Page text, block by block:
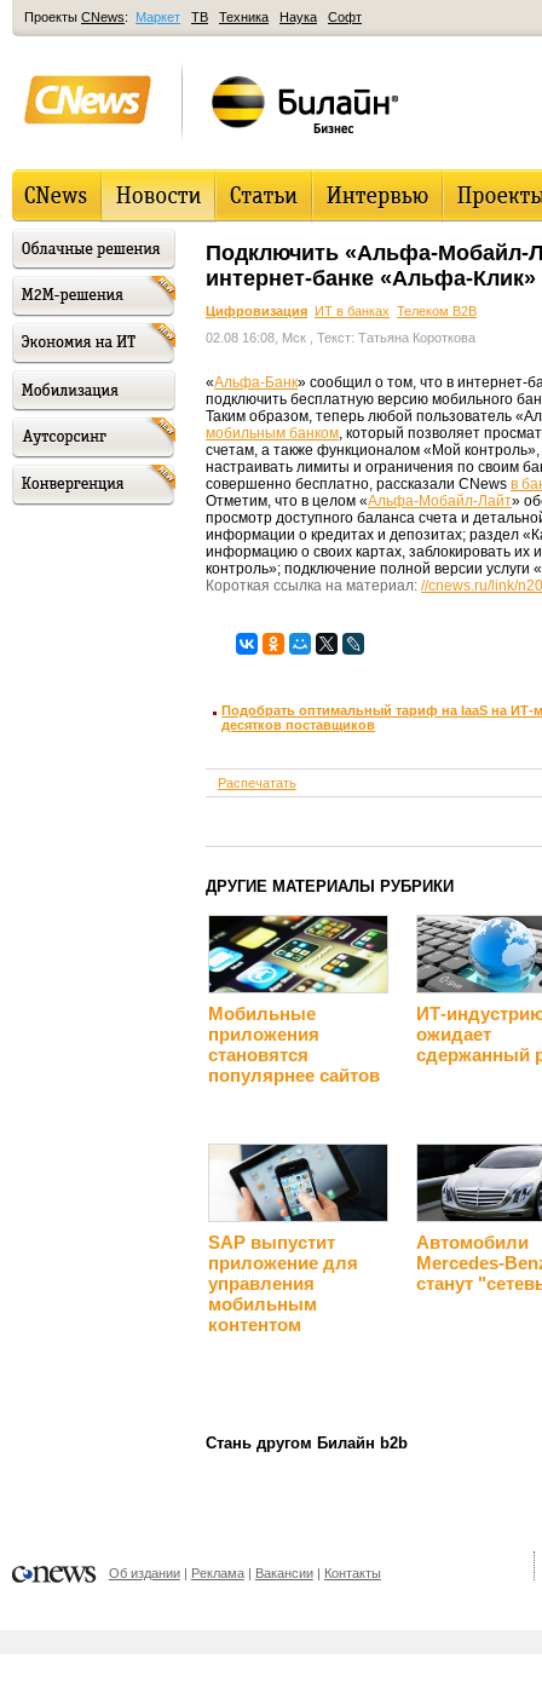
Проекты CNews: Маркет ТВ Техника Наука Софт
Подключить «Альфа-Мобайл-
интернет-банке «Альфа-Клик»
Цифровизация ИТ в банках Телеком B2B
02.08 16:08, Мск , Текст: Татьяна Короткова
«Альфа-Банк» сообщил о том, что в интернет-
подключить бесплатную версию мобильного
Таким образом, теперь любой пользователь
мобильным банком, который позволяет
счетам, а также функционалом «Мой
настраивать лимиты и ограничения по своим
совершенно бесплатно, рассказали CNews в
Отметим, что в целом «Альфа-Мобайл-Лайт»
просмотр доступного баланса счета и
информации о кредитах и депозитах; раздел
информацию о своих картах, заблокировать их
контроль»; подключение полной версии
Короткая ссылка на материал: //cnews.ru/link/
Подобрать оптимальный тариф на IaaS на ИТ-
десятков поставщиков
Распечатать
ДРУГИЕ МАТЕРИАЛЫ РУБРИКИ
Мобильные
приложения
становятся
популярнее сайтов
ИТ-
ожидает
сдержанный
SAP выпустит
приложение для
управления
мобильным
контентом
Автомобили
Mercedes-
станут
Стань другом Билайн b2b
Об издании Реклама Вакансии Контакты